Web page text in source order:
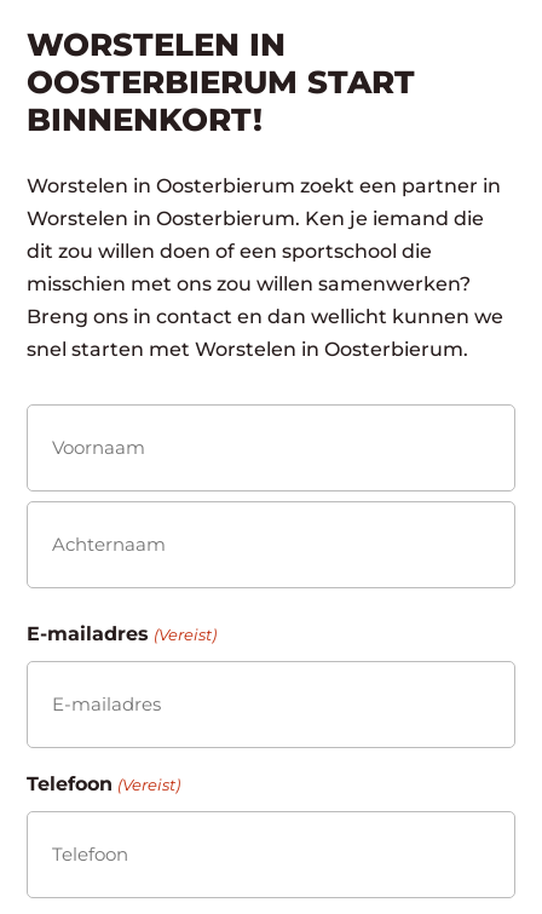
WORSTELEN IN
OOSTERBIERUM START
BINNENKORT!
Worstelen in Oosterbierum zoekt een partner in
Worstelen in Oosterbierum. Ken je iemand die
dit zou willen doen of een sportschool die
misschien met ons zou willen samenwerken?
Breng ons in contact en dan wellicht kunnen we
snel starten met Worstelen in Oosterbierum.
(Vereist)
Voornaam
E-mailadres (Vereist)
Telefoon (Vereist)